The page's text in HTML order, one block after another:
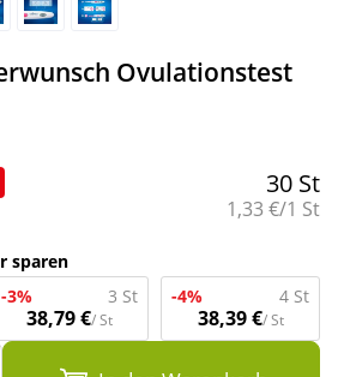
Ovulationstest
30 St
Grundpreis:
1,33 €/1 St
sparen
-3% 3 St
38,79 €/ St
-4% 4 St
38,39 €/ St